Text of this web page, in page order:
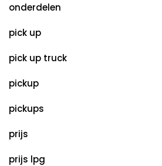
onderdelen
pick up
pick up truck
pickup
pickups
prijs
prijs lpg